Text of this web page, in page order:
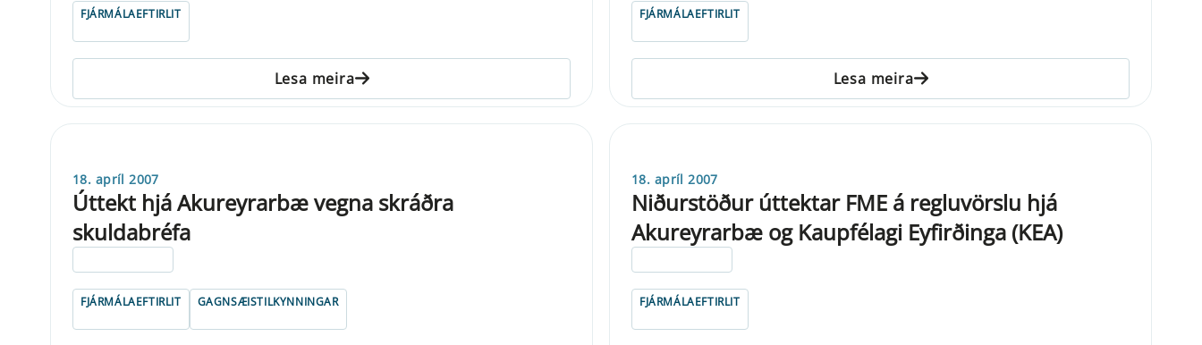
FJÁRMÁLAEFTIRLIT
Lesa meira
FJÁRMÁLAEFTIRLIT
Lesa meira
18. apríl 2007
Úttekt hjá Akureyrarbæ vegna skráðra
skuldabréfa
FJÁRMÁLAEFTIRLIT GAGNSÆISTILKYNNINGAR
18. apríl 2007
Niðurstöður úttektar FME á regluvörslu hjá
Akureyrarbæ og Kaupfélagi Eyfirðinga (KEA)
FJÁRMÁLAEFTIRLIT